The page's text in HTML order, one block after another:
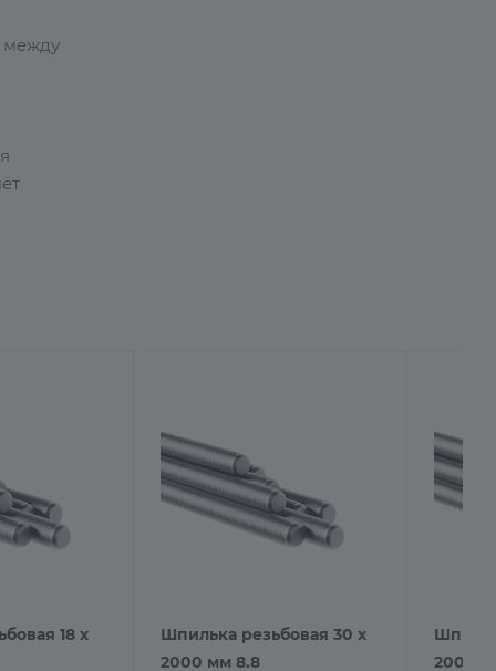
между
18 х
Шпилька резьбовая 30 х
2000 мм 8.8
2000